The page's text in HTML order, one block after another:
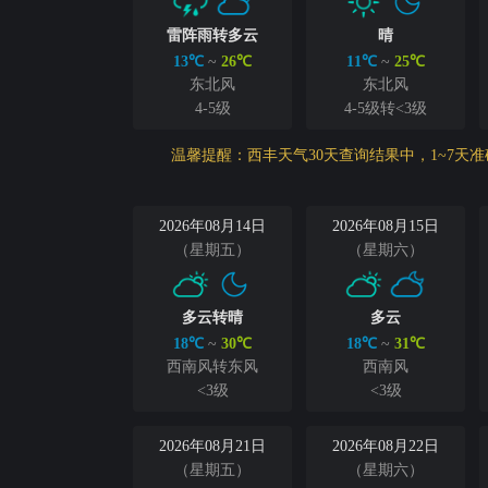
雷阵雨转多云
13℃ ~ 26℃
东北风
4-5级
晴
11℃ ~ 25℃
东北风
4-5级转<3级
温馨提醒：西丰天气30天查询结果中，1~7天
2026年08月14日
（星期五）
多云转晴
18℃ ~ 30℃
西南风转东风
<3级
2026年08月15日
（星期六）
多云
18℃ ~ 31℃
西南风
<3级
2026年08月21日
（星期五）
2026年08月22日
（星期六）